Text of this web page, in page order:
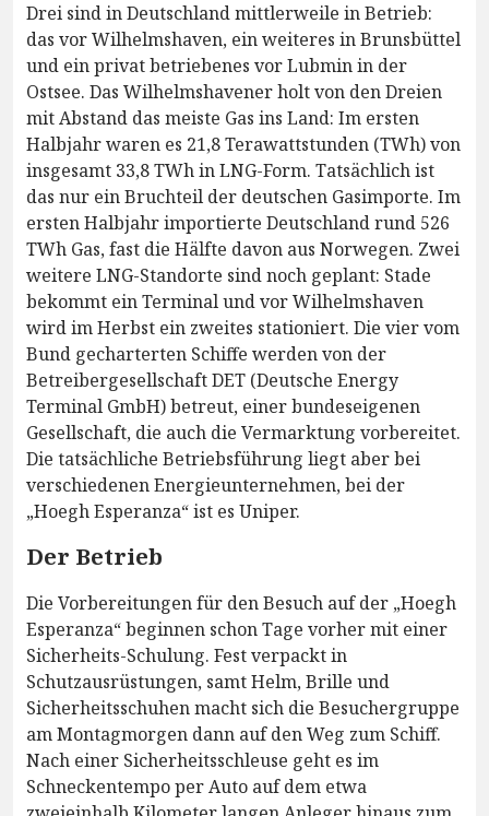
Drei sind in Deutschland mittlerweile in Betrieb:
das vor Wilhelmshaven, ein weiteres in Brunsbüttel
und ein privat betriebenes vor Lubmin in der
Ostsee. Das Wilhelmshavener holt von den Dreien
mit Abstand das meiste Gas ins Land: Im ersten
Halbjahr waren es 21,8 Terawattstunden (TWh) von
insgesamt 33,8 TWh in LNG-Form. Tatsächlich ist
das nur ein Bruchteil der deutschen Gasimporte. Im
ersten Halbjahr importierte Deutschland rund 526
TWh Gas, fast die Hälfte davon aus Norwegen. Zwei
weitere LNG-Standorte sind noch geplant: Stade
bekommt ein Terminal und vor Wilhelmshaven
wird im Herbst ein zweites stationiert. Die vier vom
Bund gecharterten Schiffe werden von der
Betreibergesellschaft DET (Deutsche Energy
Terminal GmbH) betreut, einer bundeseigenen
Gesellschaft, die auch die Vermarktung vorbereitet.
Die tatsächliche Betriebsführung liegt aber bei
verschiedenen Energieunternehmen, bei der
„Hoegh Esperanza“ ist es Uniper.
Der Betrieb
Die Vorbereitungen für den Besuch auf der „Hoegh
Esperanza“ beginnen schon Tage vorher mit einer
Sicherheits-Schulung. Fest verpackt in
Schutzausrüstungen, samt Helm, Brille und
Sicherheitsschuhen macht sich die Besuchergruppe
am Montagmorgen dann auf den Weg zum Schiff.
Nach einer Sicherheitsschleuse geht es im
Schneckentempo per Auto auf dem etwa